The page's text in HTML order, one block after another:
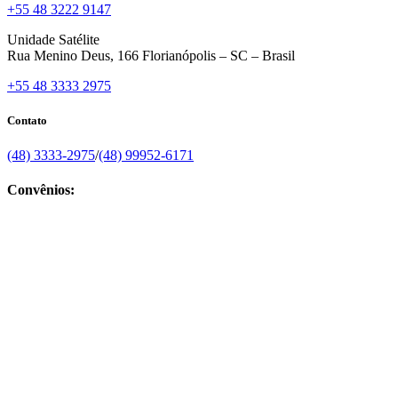
+55 48 3222 9147
Unidade Satélite
Rua Menino Deus, 166 Florianópolis – SC – Brasil
+55 48 3333 2975
Contato
(48) 3333-2975/(48) 99952-6171
Convênios: